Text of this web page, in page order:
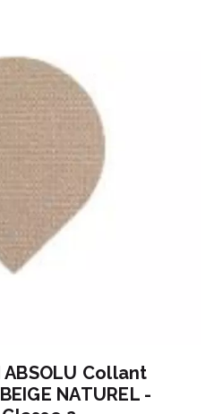
ABSOLU Collant
NATUREL -